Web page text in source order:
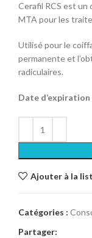
Cerafil RCS est un
MTA pour les
Utilisé pour le
permanente et
radiculaires.
Date d’expiration
Ajouter à la
Catégories :
Partager: